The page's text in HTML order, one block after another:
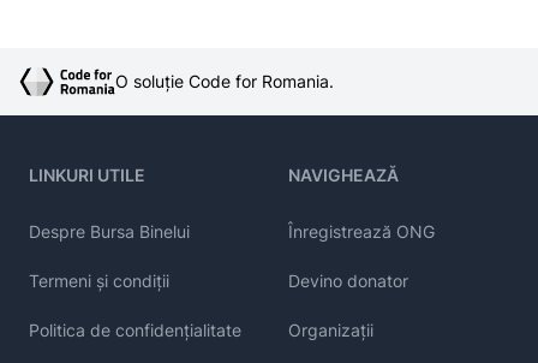
O soluție Code for Romania.
LINKURI UTILE
Despre Bursa Binelui
Termeni și condiții
Politica de confidențialitate
NAVIGHEAZĂ
Înregistrează ONG
Devino donator
Organizații